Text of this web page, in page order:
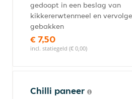
gedoopt in een beslag van
kikkererwtenmeel en
gebakken
€ 7,50
incl. statiegeld (€ 0,00)
Chilli paneer